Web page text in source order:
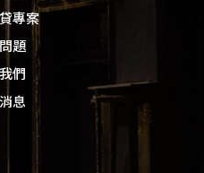
專案
題
們
息